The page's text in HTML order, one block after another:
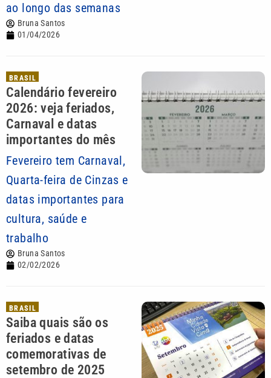
ao longo das semanas
Bruna Santos
01/04/2026
BRASIL
Calendário fevereiro
2026: veja feriados,
Carnaval e datas
importantes do mês
Fevereiro tem Carnaval,
Quarta-feira de Cinzas e
datas importantes para
cultura, saúde e
trabalho
Bruna Santos
02/02/2026
BRASIL
Saiba quais são os
feriados e datas
comemorativas de
setembro de 2025